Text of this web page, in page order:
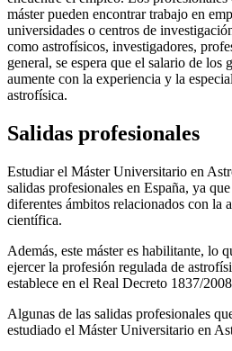
máster pueden encontrar trabajo en
universidades o centros de
como astrofísicos, investigadores,
general, se espera que el salario de los
aumente con la experiencia y la
astrofísica.
Salidas profesionales
Estudiar el Máster Universitario en
salidas profesionales en España, ya
diferentes ámbitos relacionados con la
científica.
Además, este máster es habilitante, lo
ejercer la profesión regulada de
establece en el Real Decreto 1837/
Algunas de las salidas profesionales
estudiado el Máster Universitario en